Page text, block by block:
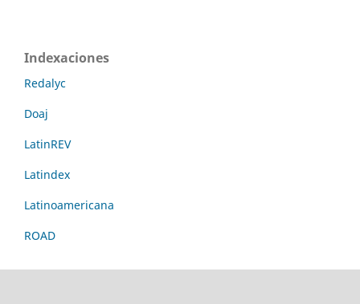
Indexaciones
Redalyc
Doaj
LatinREV
Latindex
Latinoamericana
ROAD